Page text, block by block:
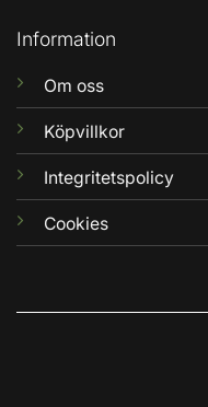
Information
Om oss
Köpvillkor
Integritetspolicy
Cookies